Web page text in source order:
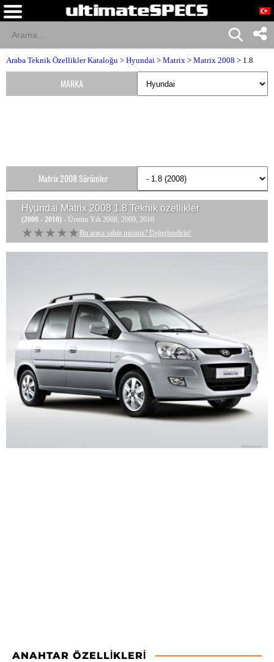
Araba Teknik Özellikler Kataloğu > Hyundai > Matrix > Matrix 2008 > 1.8
Hyundai Matrix 2008 1.8 Teknik özellikler
(2008 - 2010) - Üretim Yılı 2008, 2009, 2010
★★★★★
★★★★★ Bu araca sahip misiniz? Değerlendirin!
ANAHTAR ÖZELLIKLERI
MARKA
Matrix 2008 Sürümler